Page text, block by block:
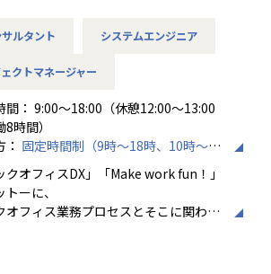
向けのERP領域でシェアNO.1を目指し
ERP周辺のシステム開発・導入、
軸にイノベーションを起こすためのソ
る会社です
もっとワクワクに」
ビジネスも活性化する。
社会に貢献します。​
が近いため、コミュニケーションスキ
後約1か月程度の研修を実施。初級の
ており、まずは資格取得を目指してい
内コミュニティでの情報交換も積極的
ジェクト参画中や学習中でも自己研鑽
表や新しい製品・機能の紹介も定期的
活躍しています。
ーを募集いたします！
の計画立案・パフォーマンス管理プラ
ス分析を支援することができます。
ルタント システムエンジニア
クトマネージャー
間： 9:00～18:00（休憩12:00～13:00
時間）
固定時間制（9時～18時、10時～19
労働の有無： 有（月平均10時間）
間： 60分
クオフィスDX」「Make work fun！」
ーに、
オフィス業務プロセスとそこに関わる
争力を向上させることを使命としてい